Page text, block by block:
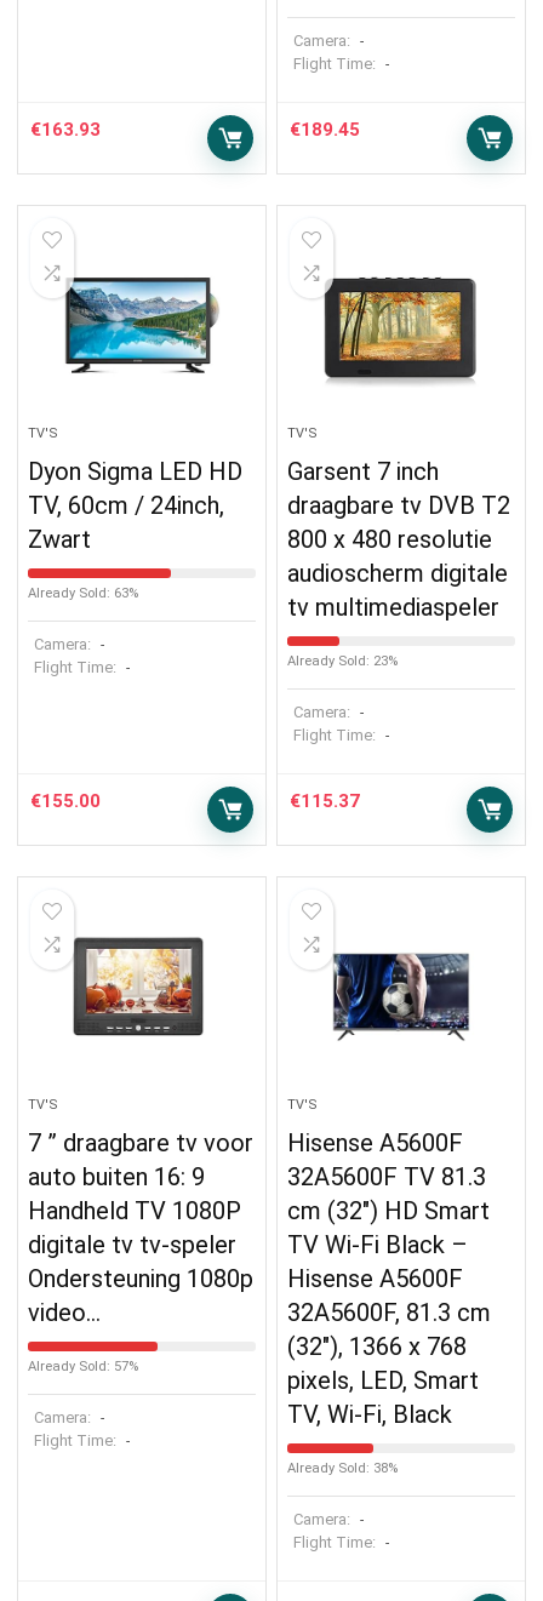
€163.93
Camera: -
Flight Time: -
€189.45
TV'S
Dyon Sigma LED HD
TV, 60cm / 24inch,
Zwart
Already Sold: 63%
Camera: -
Flight Time: -
€155.00
TV'S
Garsent 7 inch
draagbare tv DVB T2
800 x 480 resolutie
audioscherm digitale
tv multimediaspeler
Already Sold: 23%
Camera: -
Flight Time: -
€115.37
TV'S
7 ” draagbare tv voor
auto buiten 16: 9
Handheld TV 1080P
digitale tv tv-speler
Ondersteuning 1080p
video…
Already Sold: 57%
Camera: -
Flight Time: -
TV'S
Hisense A5600F
32A5600F TV 81.3
cm (32″) HD Smart
TV Wi-Fi Black –
Hisense A5600F
32A5600F, 81.3 cm
(32″), 1366 x 768
pixels, LED, Smart
TV, Wi-Fi, Black
Already Sold: 38%
Camera: -
Flight Time: -